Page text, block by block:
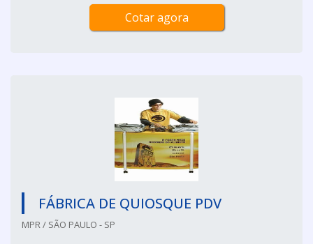
Cotar agora
FÁBRICA DE QUIOSQUE PDV
MPR / SÃO PAULO - SP